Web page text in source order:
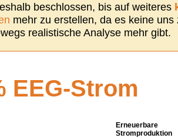
beschlossen, bis auf weiteres
mehr zu erstellen, da es keine
realistische Analyse mehr gibt.
EEG-Strom
Erneuerbare
Stromproduktion